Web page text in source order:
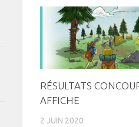
RÉSULTATS
AFFICHE
2 JUIN 2020